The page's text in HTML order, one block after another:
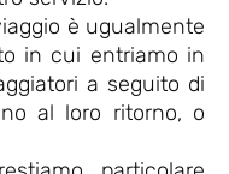
è ugualmente
in cui entriamo in
a seguito di
al loro ritorno, o